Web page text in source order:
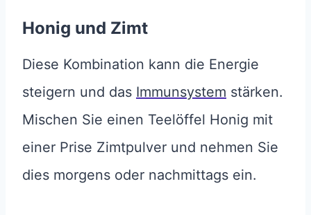
Honig und Zimt
Diese Kombination kann die Energie
steigern und das Immunsystem stärken.
Mischen Sie einen Teelöffel Honig mit
einer Prise Zimtpulver und nehmen Sie
dies morgens oder nachmittags ein.